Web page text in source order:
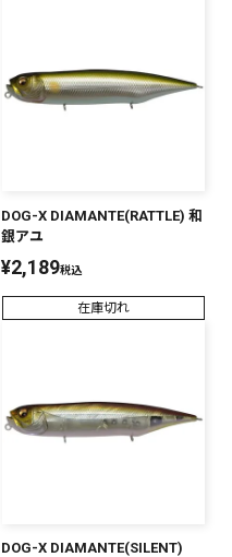
DOG-X DIAMANTE(RATTLE) 和
銀アユ
¥2,189税込
在庫切れ
DOG-X DIAMANTE(SILENT)